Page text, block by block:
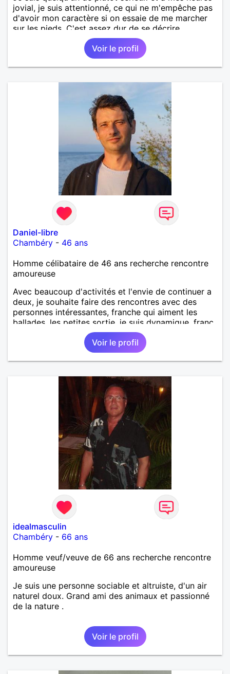
jovial, je suis attentionné, ce qui ne m'empêche pas
d'avoir mon caractère si on essaie de me marcher
sur les pieds. C'est assez dur de se décrire
objectivement, le mieux étant de venir discuter avec
moi pour apprendre à me connaître.
Voir le profil
Daniel-libre
Chambéry - 46 ans
Homme célibataire de 46 ans recherche rencontre
amoureuse
Avec beaucoup d'activités et l'envie de continuer a
deux, je souhaite faire des rencontres avec des
personnes intéressantes, franche qui aiment les
ballades, les petites sortie, je suis dynamique, franc
et sincère je vit la vie à fond je suis 100%, mais le
reste est à découvrir.Voir le profil
idealmasculin
Chambéry - 66 ans
Homme veuf/veuve de 66 ans recherche rencontre
amoureuse
Je suis une personne sociable et altruiste, d'un air
naturel doux. Grand ami des animaux et passionné
de la nature .
Voir le profil